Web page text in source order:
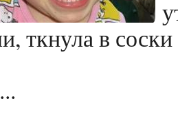
ткнула в соски